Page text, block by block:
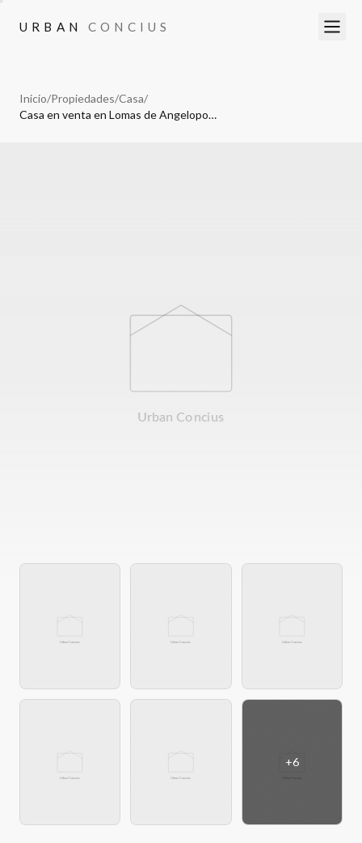
URBAN CONCIUS
URBAN CONCIUS
Inicio/Propiedades/Casa/
Casa en venta en Lomas de Angelopolis II, Parque Victoria, 4 recamaras.
+6